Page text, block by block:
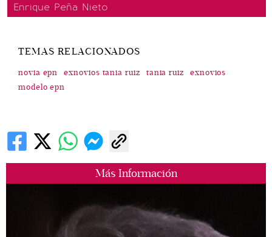
Más Información
Enrique Peña Nieto
TEMAS RELACIONADOS
novia epn exnovios tania ruiz tania ruiz
exnovios
modelo epn